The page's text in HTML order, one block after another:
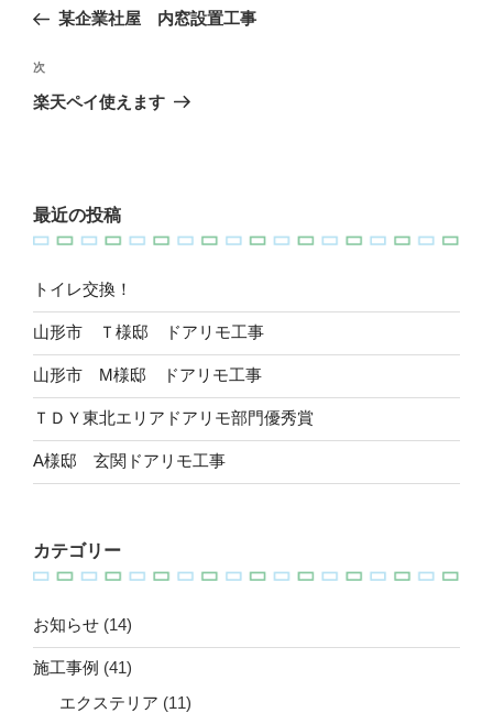
ビ
ゲ
ン
去
投
稿
某企業社屋 内窓設置工事
次
の
次
楽天ペイ使えます
最近の投稿
トイレ交換！
山形市 Ｔ様邸 ドアリモ工事
山形市 M様邸 ドアリモ工事
ＴＤＹ東北エリアドアリモ部門優秀賞
A様邸 玄関ドアリモ工事
カテゴリー
お知らせ (14)
施工事例 (41)
エクステリア (11)